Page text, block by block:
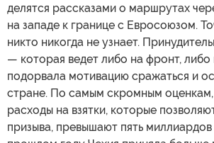
делятся рассказами о маршрутах
на западе к границе с Евросоюзом.
никто никогда не узнает.
— которая ведет либо на фронт,
подорвала мотивацию сражаться и
стране. По самым скромным
расходы на взятки, которые
призыва, превышают пять